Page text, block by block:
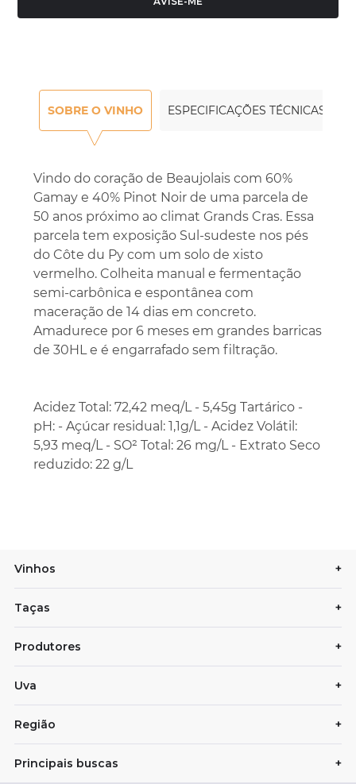
SOBRE O VINHO ESPECIFICAÇÕES TÉCNICAS
Vindo do coração de Beaujolais com 60%
Gamay e 40% Pinot Noir de uma parcela de
50 anos próximo ao climat Grands Cras. Essa
parcela tem exposição Sul-sudeste nos pés
do Côte du Py com um solo de xisto
vermelho. Colheita manual e fermentação
semi-carbônica e espontânea com
maceração de 14 dias em concreto.
Amadurece por 6 meses em grandes barricas
de 30HL e é engarrafado sem filtração.
Acidez Total: 72,42 meq/L - 5,45g Tartárico -
pH: - Açúcar residual: 1,1g/L - Acidez Volátil:
5,93 meq/L - SO² Total: 26 mg/L - Extrato Seco
reduzido: 22 g/L
Vinhos +
Taças +
Produtores +
Uva +
Região +
Principais buscas +